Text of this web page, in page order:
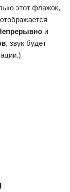
этот флажок,
и
, звук будет